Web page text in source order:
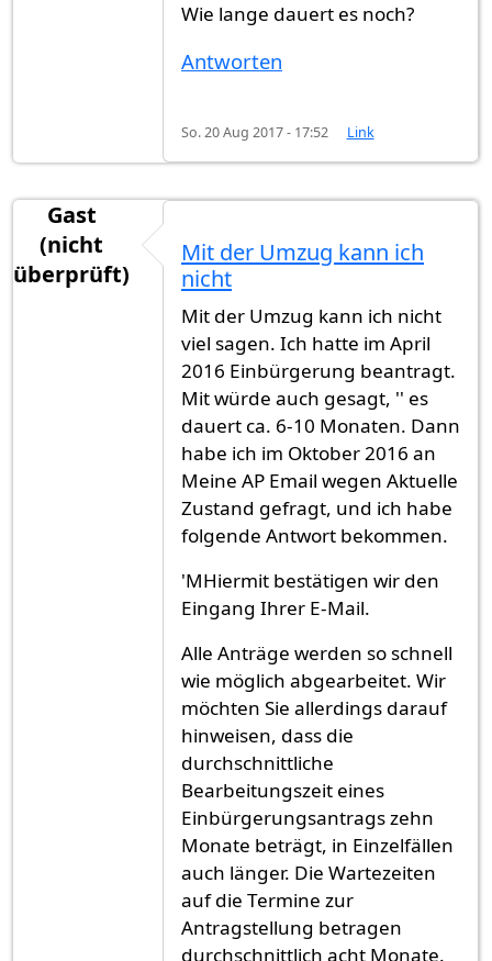
Wie lange dauert es noch?
Antworten
So. 20 Aug 2017 - 17:52 Link
Gast
(nicht
überprüft)
Mit der Umzug kann ich
nicht
Mit der Umzug kann ich nicht
viel sagen. Ich hatte im April
2016 Einbürgerung beantragt.
Mit würde auch gesagt, '' es
dauert ca. 6-10 Monaten. Dann
habe ich im Oktober 2016 an
Meine AP Email wegen Aktuelle
Zustand gefragt, und ich habe
folgende Antwort bekommen.
'MHiermit bestätigen wir den
Eingang Ihrer E-Mail.
Alle Anträge werden so schnell
wie möglich abgearbeitet. Wir
möchten Sie allerdings darauf
hinweisen, dass die
durchschnittliche
Bearbeitungszeit eines
Einbürgerungsantrags zehn
Monate beträgt, in Einzelfällen
auch länger. Die Wartezeiten
auf die Termine zur
Antragstellung betragen
durchschnittlich acht Monate.